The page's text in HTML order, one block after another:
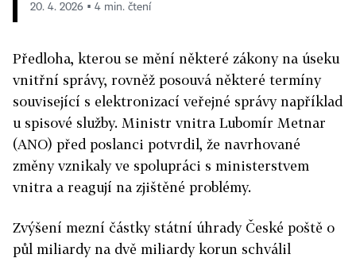
20. 4. 2026 ▪ 4 min. čtení
Předloha, kterou se mění některé zákony na úseku
vnitřní správy, rovněž posouvá některé termíny
související s elektronizací veřejné správy například
u spisové služby. Ministr vnitra Lubomír Metnar
(ANO) před poslanci potvrdil, že navrhované
změny vznikaly ve spolupráci s ministerstvem
vnitra a reagují na zjištěné problémy.
Zvýšení mezní částky státní úhrady České poště o
půl miliardy na dvě miliardy korun schválil